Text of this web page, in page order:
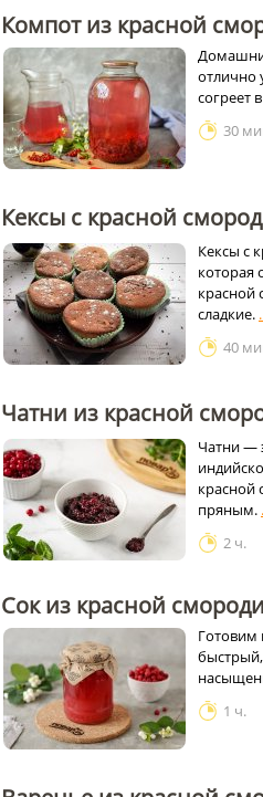
Компот из красной
отлично
согреет
30
Кексы с красной
Кексы с
которая
красной
сладкие.
40
Чатни из красной
Чатни —
красной
пряным.
2 ч.
Сок из красной
Готовим
быстрый,
1 ч.